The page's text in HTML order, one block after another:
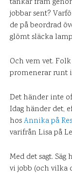
jobbar sent?
de på beordrad
glömt släcka
Och vem vet.
promenerar runt i
Det händer inte
Idag händer det,
hosAnnika på
varifrån Lisa på
Med det sagt.
vi jobb (och vilka